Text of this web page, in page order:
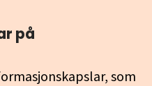
på
som